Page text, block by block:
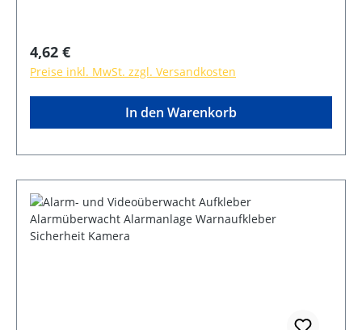
Regulärer Preis:
4,62 €
Preise inkl. MwSt. zzgl. Versandkosten
In den Warenkorb